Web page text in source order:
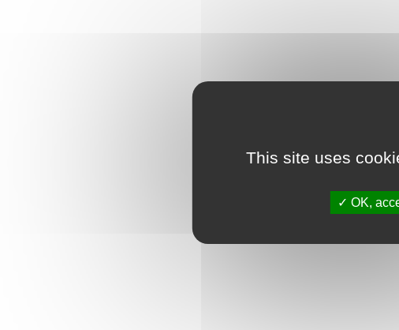
This site uses
OK,